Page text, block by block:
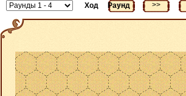
<< >>
Ход Раунд